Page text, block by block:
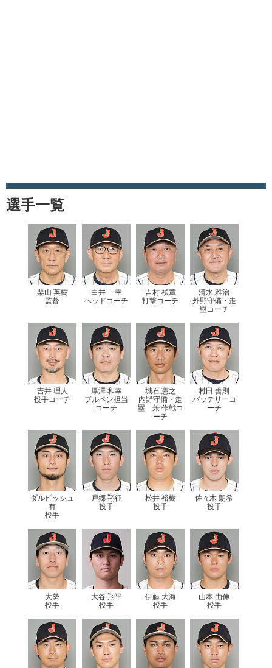
選手一覧
栗山 英樹
監督
白井 一幸
ヘッドコーチ
吉村 禎章
打撃コーチ
清水 雅治
外野守備・走
塁コーチ
吉井 理人
投手コーチ
厚澤 和幸
ブルペン担当
コーチ
城石 憲之
内野守備・走
塁 兼 作戦コ
ーチ
村田 善則
バッテリーコ
ーチ
ダルビッシュ
有
投手
戸郷 翔征
投手
松井 裕樹
投手
佐々木 朗希
投手
大勢
投手
大谷 翔平
投手
伊藤 大海
投手
山本 由伸
投手